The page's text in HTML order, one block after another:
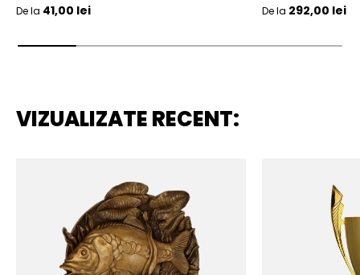
Pret initial
De la 41,00 lei Pret initial
De la 292,00 lei
VIZUALIZATE RECENT: